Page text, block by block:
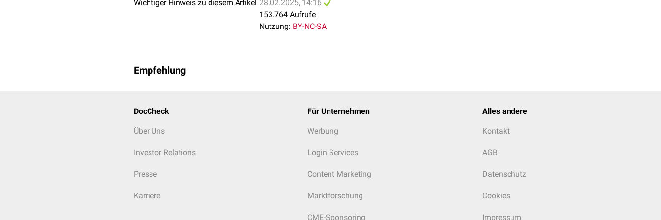
Wichtiger Hinweis zu diesem Artikel 28.02.2025, 14:16
153.764 Aufrufe
Nutzung: BY-NC-SA
Empfehlung
DocCheck
Über Uns
Investor Relations
Presse
Karriere
Für Unternehmen
Werbung
Login Services
Content Marketing
Marktforschung
CME-Sponsoring
Alles andere
Kontakt
AGB
Datenschutz
Cookies
Impressum